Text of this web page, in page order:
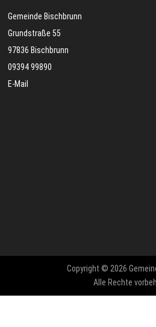
Gemeinde Bischbrunn
Grundstraße 55
97836 Bischbrunn
09394 99890
E-Mail
Copyright © 2026
Alle Rechte